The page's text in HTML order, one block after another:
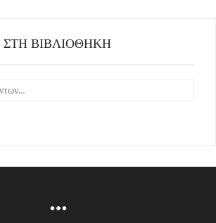
ΒΙΒΛΙΟΘΗΚΗ